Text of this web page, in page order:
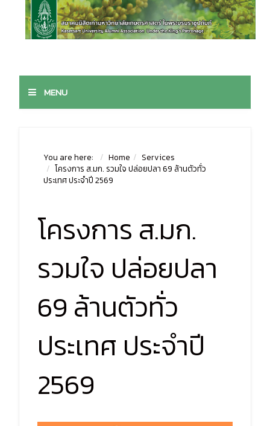
MENU
You are here: Home
Services
โครงการ ส.มก. รวมใจ ปล่อยปลา 69 ล้านตัวทั่ว
ประเทศ ประจำปี 2569
โครงการ ส.มก.
รวมใจ ปล่อยปลา
69 ล้านตัวทั่ว
ประเทศ ประจำปี
2569